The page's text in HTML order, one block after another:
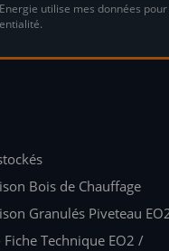
Energie utilise mes données
Bois de Chauffage
Granulés Piveteau
Fiche Technique EO2 /